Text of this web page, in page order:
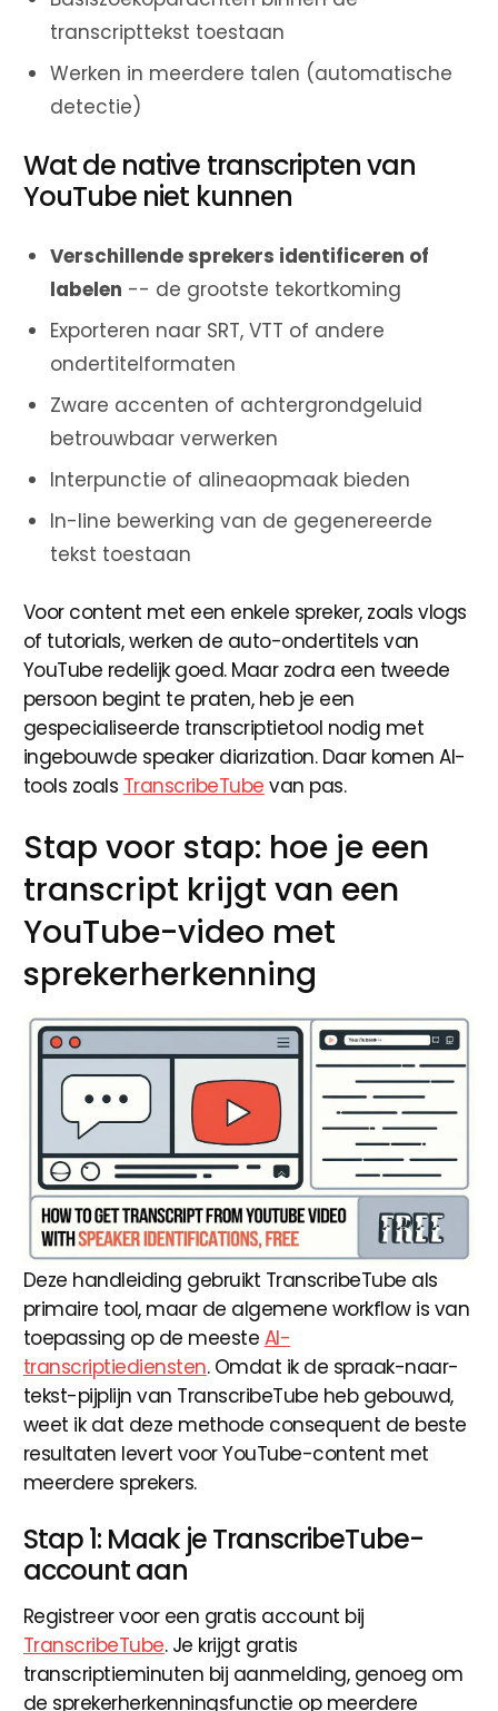
transcripttekst toestaan
Werken in meerdere talen (automatische
detectie)
Wat de native transcripten van
YouTube niet kunnen
Verschillende sprekers identificeren of
labelen -- de grootste tekortkoming
Exporteren naar SRT, VTT of andere
ondertitelformaten
Zware accenten of achtergrondgeluid
betrouwbaar verwerken
Interpunctie of alineaopmaak bieden
In-line bewerking van de gegenereerde
tekst toestaan
Voor content met een enkele spreker, zoals vlogs
of tutorials, werken de auto-ondertitels van
YouTube redelijk goed. Maar zodra een tweede
persoon begint te praten, heb je een
gespecialiseerde transcriptietool nodig met
ingebouwde speaker diarization. Daar komen AI-
tools zoals TranscribeTube van pas.
Stap voor stap: hoe je een
transcript krijgt van een
YouTube-video met
sprekerherkenning
Deze handleiding gebruikt TranscribeTube als
primaire tool, maar de algemene workflow is van
toepassing op de meeste AI-
transcriptiediensten. Omdat ik de spraak-naar-
tekst-pijplijn van TranscribeTube heb gebouwd,
weet ik dat deze methode consequent de beste
resultaten levert voor YouTube-content met
meerdere sprekers.
Stap 1: Maak je TranscribeTube-
account aan
Registreer voor een gratis account bij
TranscribeTube. Je krijgt gratis
transcriptieminuten bij aanmelding, genoeg om
de sprekerherkenningsfunctie op meerdere